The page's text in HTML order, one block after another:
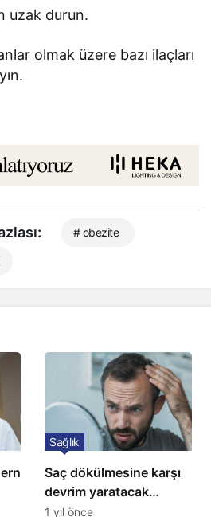
uzak durun.
olmak üzere bazı ilaçları
# obezite
Saç dökülmesine karşı
devrim yaratacak
çözüm: Ne ilaç ne saç
Sağlık
1 yıl önce